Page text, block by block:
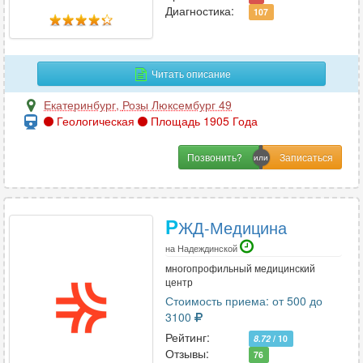
Профпатология
Психиатрия-наркология 12
Психотерапия
Пульмонология
Репродуктология
Рефлексотерапия
Диагностика: 107
Читать описание
Екатеринбург, Розы Люксембург 49
Геологическая
Площадь 1905 Года
Позвонить?
РЖД-Медицина
на Надеждинской
многопрофильный медицинский
центр
Стоимость приема: от 500 до
3100
Рейтинг:
8.72 / 10
Отзывы: 76